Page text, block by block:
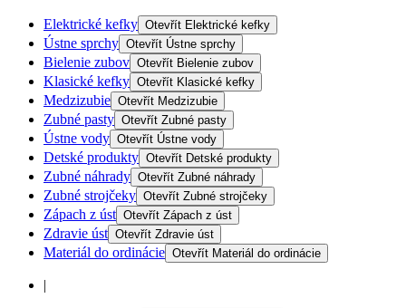
Elektrické kefky Otevřít Elektrické kefky
Ústne sprchy Otevřít Ústne sprchy
Bielenie zubov Otevřít Bielenie zubov
Klasické kefky Otevřít Klasické kefky
Medzizubie Otevřít Medzizubie
Zubné pasty Otevřít Zubné pasty
Ústne vody Otevřít Ústne vody
Detské produkty Otevřít Detské produkty
Zubné náhrady Otevřít Zubné náhrady
Zubné strojčeky Otevřít Zubné strojčeky
Zápach z úst Otevřít Zápach z úst
Zdravie úst Otevřít Zdravie úst
Materiál do ordinácie Otevřít Materiál do ordinácie
|